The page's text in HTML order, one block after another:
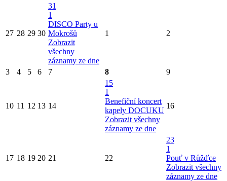
27 28 29 30
31
1
DISCO Party u
Mokrošů
Zobrazit
všechny
záznamy ze dne
1 2
3 4 5 6 7 8 9
10 11 12 13 14
15
1
Benefiční koncert
kapely DOCUKU
Zobrazit všechny
záznamy ze dne
16
17 18 19 20 21 22
23
1
Pouť v Růžďce
Zobrazit všechny
záznamy ze dne